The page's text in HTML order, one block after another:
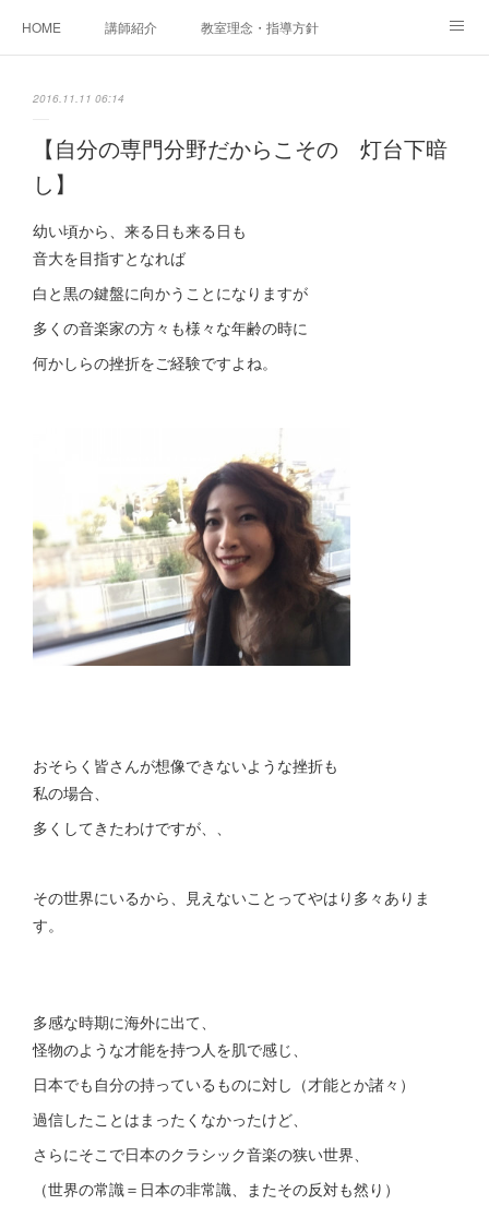
HOME 講師紹介 教室理念・指導方針
ご相談・体験レッスンお申し込み
2016.11.11 06:14
【自分の専門分野だからこその 灯台下暗
し】
幼い頃から、来る日も来る日も
音大を目指すとなれば
白と黒の鍵盤に向かうことになりますが
多くの音楽家の方々も様々な年齢の時に
何かしらの挫折をご経験ですよね。
おそらく皆さんが想像できないような挫折も
私の場合、
多くしてきたわけですが、、
その世界にいるから、見えないことってやはり多々ありま
す。
多感な時期に海外に出て、
怪物のような才能を持つ人を肌で感じ、
日本でも自分の持っているものに対し（才能とか諸々）
過信したことはまったくなかったけど、
さらにそこで日本のクラシック音楽の狭い世界、
（世界の常識＝日本の非常識、またその反対も然り）